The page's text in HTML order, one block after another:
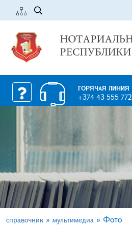
ГОРЯЧАЯ ЛИНИЯ
+374 43 555 772
справочник » мультимедиа » Фото